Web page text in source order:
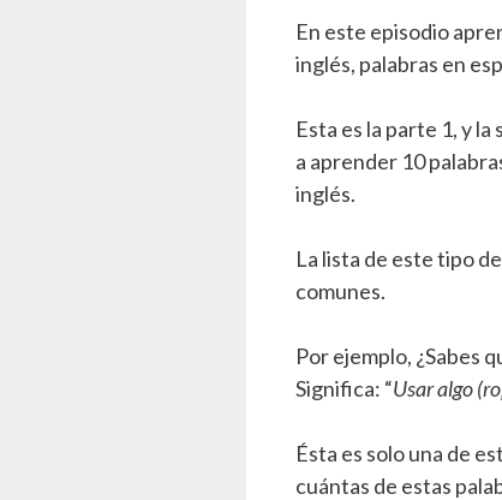
En este episodio
inglés, palabras en
Esta es la parte 1, y
a aprender 10
inglés.
La lista de este tipo
comunes.
Por ejemplo, ¿Sabes
Significa: “Usar algo
Ésta es solo una de
cuántas de estas